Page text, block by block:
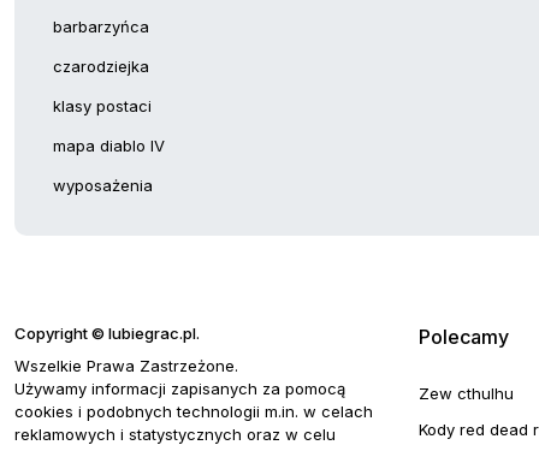
barbarzyńca
czarodziejka
klasy postaci
mapa diablo IV
wyposażenia
Copyright © lubiegrac.pl.
Wszelkie Prawa Zastrzeżone.
Używamy informacji zapisanych za pomocą
cookies i podobnych technologii m.in. w celach
reklamowych i statystycznych oraz w celu
Polecamy
Zew cthulhu
Kody red dead